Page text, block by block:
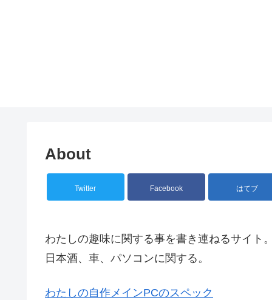
About
Twitter Facebook はてブ
わたしの趣味に関する事を書き連ねるサイト
日本酒、車、パソコンに関する。
わたしの自作メインPCのスペック